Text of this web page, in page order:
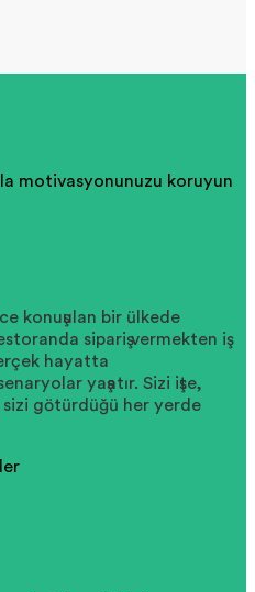
motivasyonunuzu koruyun
konuşulan bir ülkede
sipariş vermekten iş
hayatta
yaşatır. Sizi işte,
sizi götürdüğü her yerde